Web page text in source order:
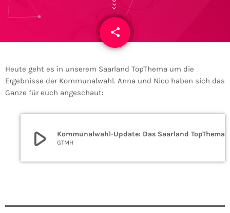
share
email
Heute geht es in unserem Saarland TopThema um die
Ergebnisse der Kommunalwahl. Anna und Nico haben sich das
Ganze für euch angeschaut:
play_arrow GTMH